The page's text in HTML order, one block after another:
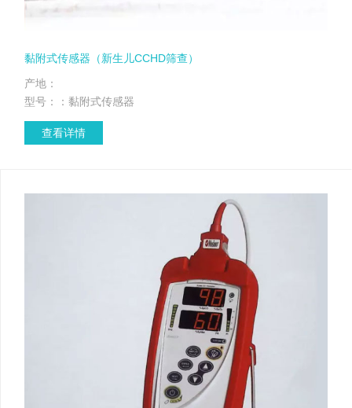
黏附式传感器（新生儿CCHD筛查）
产地：
型号：：黏附式传感器
查看详情